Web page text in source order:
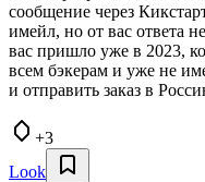
сообщение через
имейл, но от вас ответа
вас пришло уже в 2023,
всем бэкерам и уже не
и отправить заказ в
+3
Look